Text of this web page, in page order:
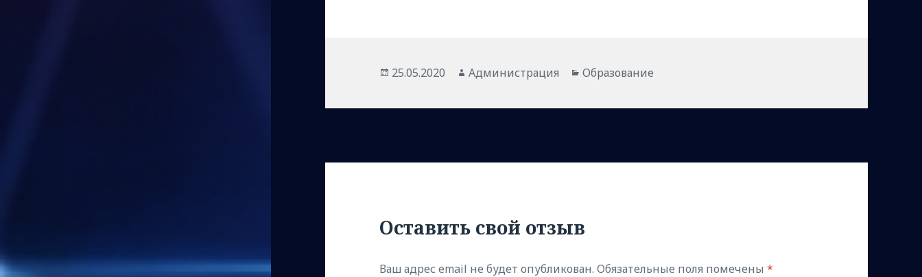
Опубликовано
25.05.2020 Автор
Администрация Рубрики
Образование
Оставить свой отзыв
Ваш адрес email не будет опубликован. Обязательные поля помечены*